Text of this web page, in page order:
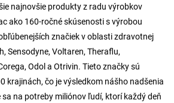
najnovšie produkty z radu výrobkov
ako 160-ročné skúsenosti s výrobou
značiek v oblasti zdravotnej
Sensodyne, Voltaren, Theraflu,
Odol a Otrivin. Tieto značky sú
krajinách, čo je výsledkom nášho nadšenia
na potreby miliónov ľudí, ktorí každý deň